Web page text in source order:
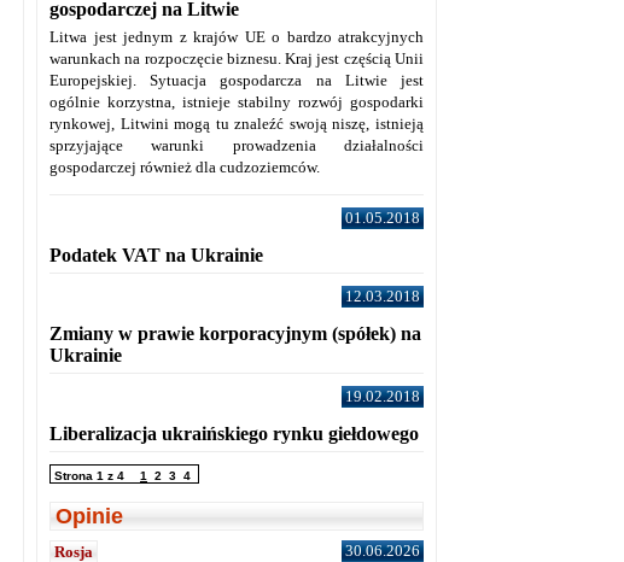
gospodarczej na Litwie
Litwa jest jednym z krajów UE o bardzo atrakcyjnych
warunkach na rozpoczęcie biznesu. Kraj jest częścią Unii
Europejskiej. Sytuacja gospodarcza na Litwie jest
ogólnie korzystna, istnieje stabilny rozwój gospodarki
rynkowej, Litwini mogą tu znaleźć swoją niszę, istnieją
sprzyjające warunki prowadzenia działalności
gospodarczej również dla cudzoziemców.
01.05.2018
Podatek VAT na Ukrainie
12.03.2018
Zmiany w prawie korporacyjnym (spółek) na
Ukrainie
19.02.2018
Liberalizacja ukraińskiego rynku giełdowego
Strona 1 z 4 1 2 3 4
Opinie
Rosja 30.06.2026